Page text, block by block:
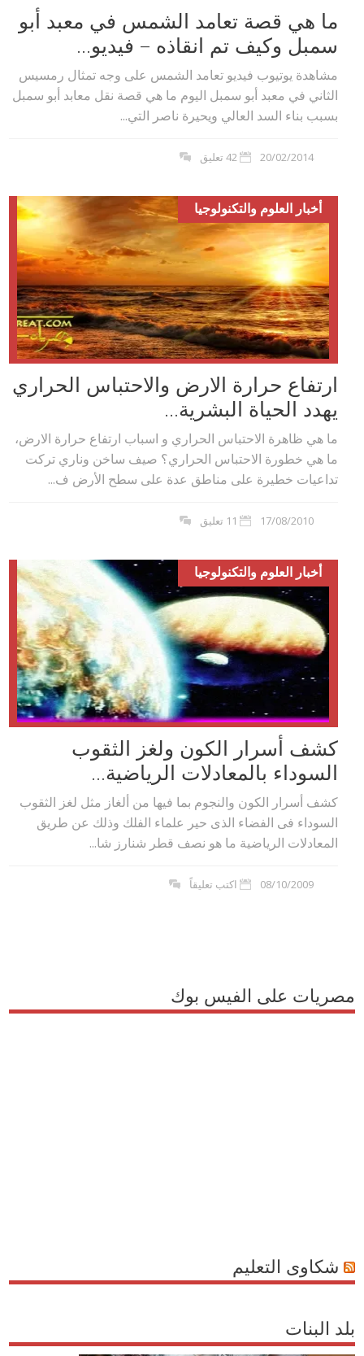
ما هي قصة تعامد الشمس في معبد أبو
سمبل وكيف تم انقاذه – فيديو...
مشاهدة يوتيوب فيديو تعامد الشمس على وجه تمثال رمسيس
الثاني في معبد أبو سمبل اليوم ما هي قصة نقل معابد أبو سمبل
بسبب بناء السد العالي ويحيرة ناصر التي...
20/02/2014 42 تعليق
أخبار العلوم والتكنولوجيا
ارتفاع حرارة الارض والاحتباس الحراري
يهدد الحياة البشرية...
ما هي ظاهرة الاحتباس الحراري و اسباب ارتفاع حرارة الارض،
ما هي خطورة الاحتباس الحراري؟ صيف ساخن وناري تركت
تداعيات خطيرة على مناطق عدة على سطح الأرض ف...
17/08/2010 11 تعليق
أخبار العلوم والتكنولوجيا
كشف أسرار الكون ولغز الثقوب
السوداء بالمعادلات الرياضية...
كشف أسرار الكون والنجوم بما فيها من ألغاز مثل لغز الثقوب
السوداء فى الفضاء الذى حير علماء الفلك وذلك عن طريق
المعادلات الرياضية ما هو نصف قطر شنارز شا...
08/10/2009 اكتب تعليقاً
مصريات على الفيس بوك
شكاوى التعليم
بلد البنات